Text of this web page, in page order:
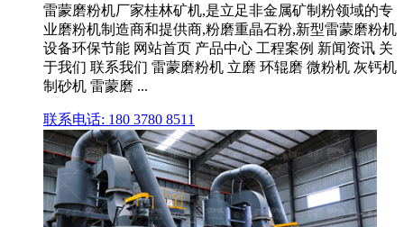
雷蒙磨粉机厂家桂林矿机,是立足非金属矿制粉领域的专
业磨粉机制造商和提供商,粉磨重晶石粉,新型雷蒙磨粉机
设备环保节能 网站首页 产品中心 工程案例 新闻资讯 关
于我们 联系我们 雷蒙磨粉机 立磨 环辊磨 微粉机 灰钙机
制砂机 雷蒙磨 ...
联系电话: 180 3780 8511